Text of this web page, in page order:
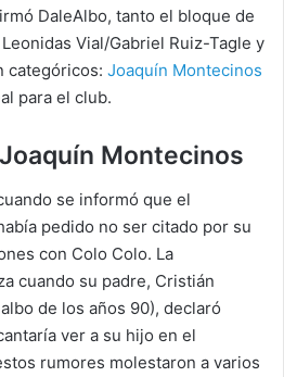
DaleAlbo, tanto el bloque de
Vial/Gabriel Ruiz-Tagle y
categóricos: Joaquín Montecinos
para el club.
Montecinos
se informó que el
pedido no ser citado por su
con Colo Colo. La
cuando su padre, Cristián
de los años 90), declaró
ver a su hijo en el
rumores molestaron a varios